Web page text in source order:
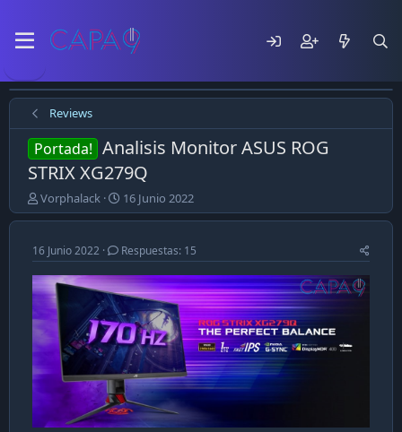
Reviews
Portada! Analisis Monitor ASUS ROG
STRIX XG279Q
E
m
e
z
ó
e
t
e
a
Vorphalack
F
e
h
a
d
e
p
u
b
l
i
c
a
c
16 Junio 2022
16 Junio 2022 Respuestas: 15